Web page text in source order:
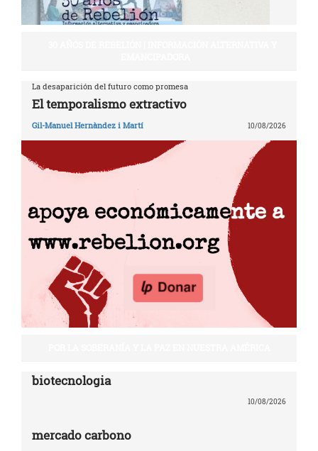
La desaparición del futuro como promesa
El temporalismo extractivo
Gil-Manuel Hernàndez i Martí 10/08/2026
biotecnologia
10/08/2026
mercado carbono